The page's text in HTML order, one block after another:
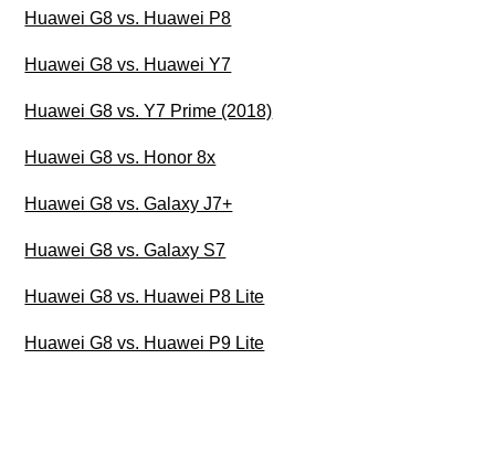
Huawei G8 vs. Huawei P8
Huawei G8 vs. Huawei Y7
Huawei G8 vs. Y7 Prime (2018)
Huawei G8 vs. Honor 8x
Huawei G8 vs. Galaxy J7+
Huawei G8 vs. Galaxy S7
Huawei G8 vs. Huawei P8 Lite
Huawei G8 vs. Huawei P9 Lite